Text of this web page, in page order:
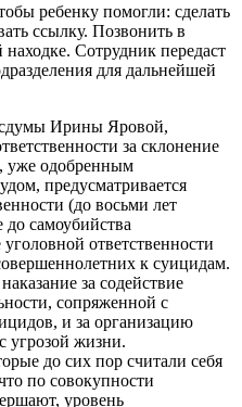
ребенку помогли: сделать
ссылку. Позвонить в
Сотрудник передаст
для дальнейшей
Ирины Яровой,
за склонение
уже одобренным
предусматривается
(до восьми лет
самоубийства
ответственности
к суицидам.
за содействие
сопряженной с
и за организацию
угрозой жизни.
до сих пор считали себя
по совокупности
уровень